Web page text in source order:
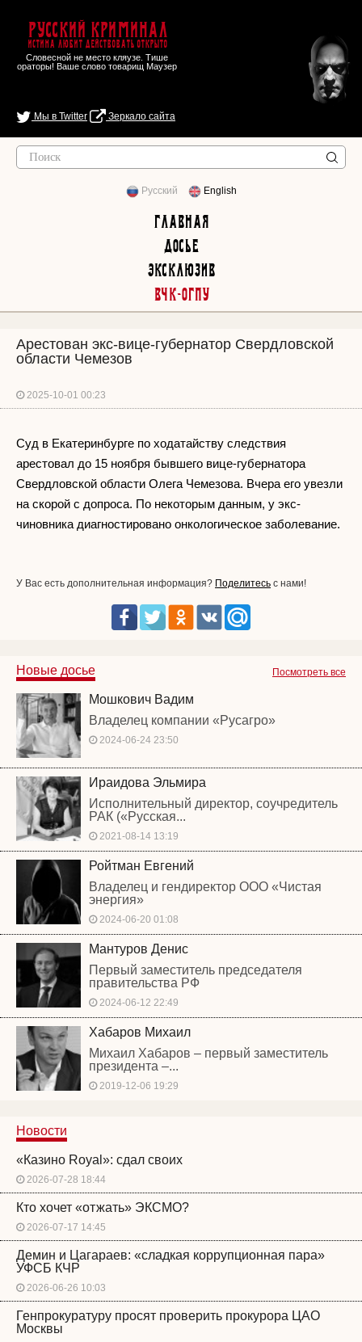
Русский Криминал
Истина любит действовать открыто
Словесной не место кляузе. Тише
ораторы! Ваше слово товарищ Маузер
Мы в Twitter Зеркало сайта
Русский English
Главная
Досье
Эксклюзив
ВЧК-ОГПУ
Арестован экс-вице-губернатор Свердловской
области Чемезов
2025-10-01 00:23
Суд в Екатеринбурге по ходатайству следствия
арестовал до 15 ноября бывшего вице-губернатора
Свердловской области Олега Чемезова. Вчера его увезли
на скорой с допроса. По некоторым данным, у экс-
чиновника диагностировано онкологическое заболевание.
У Вас есть дополнительная информация? Поделитесь с нами!
Посмотреть все
Новые досье
Мошкович Вадим
Владелец компании «Русагро»
2024-06-24 23:50
Ираидова Эльмира
Исполнительный директор, соучредитель
РАК («Русская...
2021-08-14 13:19
Ройтман Евгений
Владелец и гендиректор ООО «Чистая
энергия»
2024-06-20 01:08
Мантуров Денис
Первый заместитель председателя
правительства РФ
2024-06-12 22:49
Хабаров Михаил
Михаил Хабаров – первый заместитель
президента –...
2019-12-06 19:29
Новости
«Казино Royal»: сдал своих
2026-07-28 18:44
Кто хочет «отжать» ЭКСМО?
2026-07-17 14:45
Демин и Цагараев: «сладкая коррупционная пара»
УФСБ КЧР
2026-06-26 10:03
Генпрокуратуру просят проверить прокурора ЦАО
Москвы